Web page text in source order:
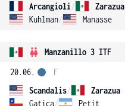
Arcangioli/
Zarazua
Kuhlman/ Manasse
Manzanillo 3 ITF
20.06.
Scandalis/
Zarazua
Gatica/ Petit
F